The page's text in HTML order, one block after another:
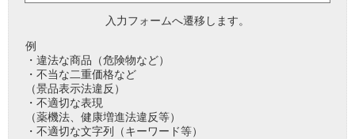
入力フォームへ遷移します。
例
・違法な商品（危険物など）
・不当な二重価格など
（景品表示法違反）
・不適切な表現
（薬機法、健康増進法違反等）
・不適切な文字列（キーワード等）